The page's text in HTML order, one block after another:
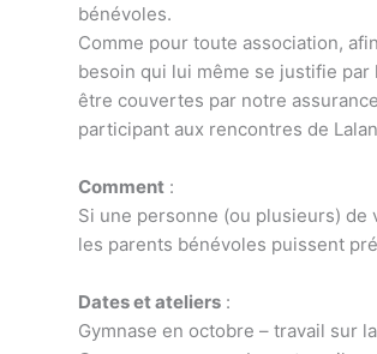
bénévoles.
Comme pour toute association,
besoin qui lui même se justifie
être couvertes par notre
participant aux rencontres de
Comment :
Si une personne (ou plusieurs) de
les parents bénévoles puissent
Dates et ateliers :
Gymnase en octobre – travail sur